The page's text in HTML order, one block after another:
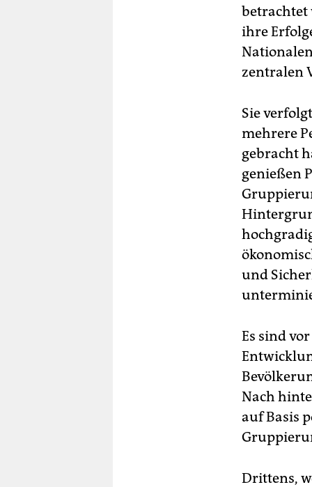
betrachtet
ihre
zentralen
Sie
mehrere
gebracht
genießen
und
Es sind
Nach
auf Basis
Drittens,